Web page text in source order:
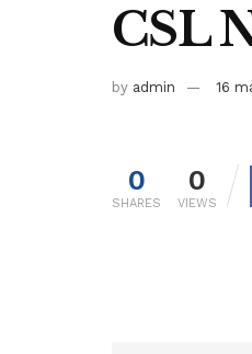
CSL
by admin 16
0
SHARES
0
VIEWS